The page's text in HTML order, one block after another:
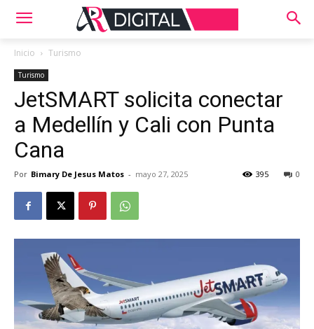
Inicio Turismo
Turismo
JetSMART solicita conectar
a Medellín y Cali con Punta
Cana
Por Bimary De Jesus Matos - mayo 27, 2025 0
395